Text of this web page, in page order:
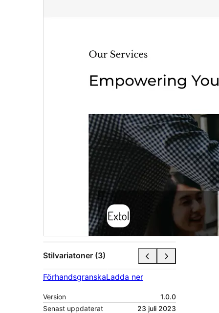
Stilvariatoner (3)
FörhandsgranskaLadda ner
Version
1.0.0
Senast uppdaterat
23 juli 2023